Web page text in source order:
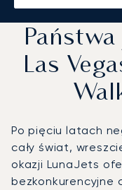
Las
Po pięciu latach
cały świat,
okazji LunaJets
bezkonkurencyjne